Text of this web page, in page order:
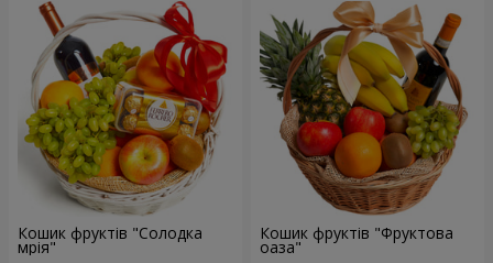
Кошик фруктів "Солодка
мрія"
Кошик фруктів "Фруктова
оаза"